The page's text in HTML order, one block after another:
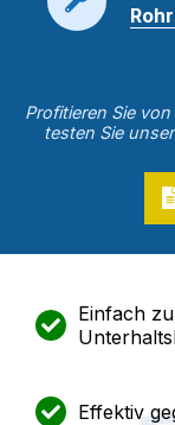
Profitieren Sie
testen Sie
Einfach
Effektiv